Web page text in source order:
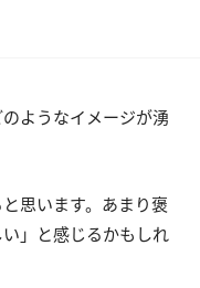
ようなイメージが湧
思います。あまり褒
」と感じるかもしれ